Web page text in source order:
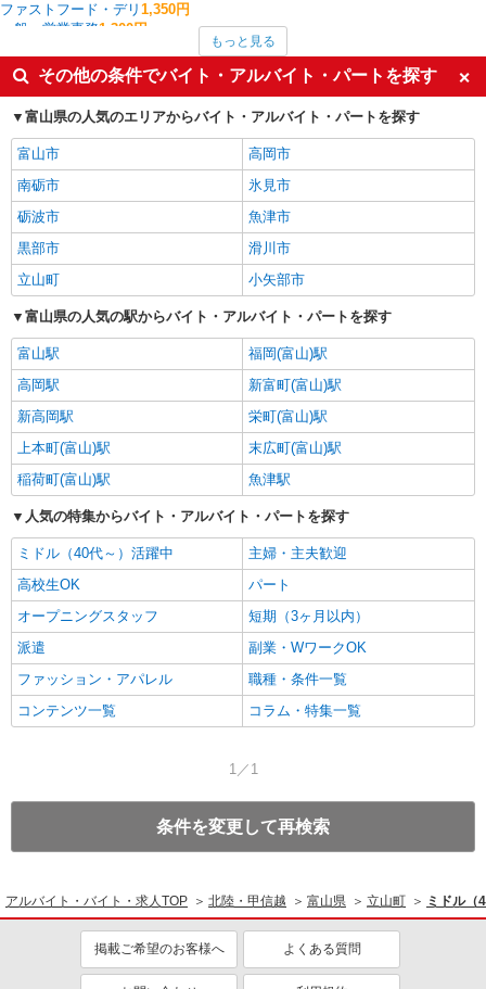
ファストフード・デリ 1,350円
一般・営業事務1,300円
1,275円
その他軽作業・製造・物流 1,250円
介護職・ヘルパー1,250円
食品製造・加工1,200円
立山町の他の職種の平均時給を見る
もっと見る
その他の条件でバイト・アルバイト・パートを探す
富山県の人気のエリアからバイト・アルバイト・パートを探す
富山市
高岡市
南砺市
氷見市
砺波市
魚津市
黒部市
滑川市
立山町
小矢部市
富山県の人気の駅からバイト・アルバイト・パートを探す
富山駅
福岡(富山)駅
高岡駅
新富町(富山)駅
新高岡駅
栄町(富山)駅
上本町(富山)駅
末広町(富山)駅
稲荷町(富山)駅
魚津駅
人気の特集からバイト・アルバイト・パートを探す
ミドル（40代～）活躍中
主婦・主夫歓迎
高校生OK
パート
オープニングスタッフ
短期（3ヶ月以内）
派遣
副業・WワークOK
ファッション・アパレル
職種・条件一覧
コンテンツ一覧
コラム・特集一覧
1／1
条件を変更して再検索
アルバイト・バイト・求人TOP 北陸・甲信越 富山県 立山町 ミドル（
掲載ご希望のお客様へ よくある質問